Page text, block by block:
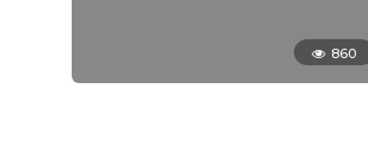
860